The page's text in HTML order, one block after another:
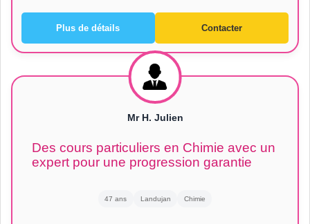
Plus de détails Contacter
Mr H. Julien
Des cours particuliers en Chimie avec un
expert pour une progression garantie
47 ans Landujan Chimie